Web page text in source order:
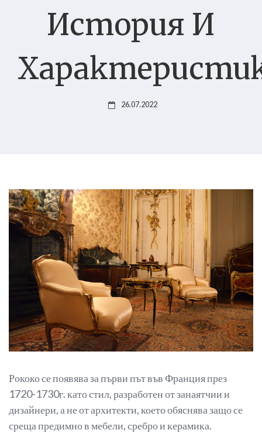
26.07.2022
История И
Рококо се появява за първи път във Франция през
1720-1730г. като стил, разработен от занаятчии и
дизайнери, а не от архитекти, което обяснява защо се
среща предимно в мебели, сребро и керамика.